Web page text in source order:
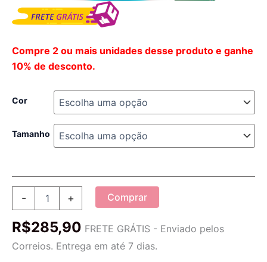
Compre 2 ou mais unidades desse produto e ganhe
10% de desconto.
Cor
Tamanho
-
Masculina
Outwear
+ Comprar
R$285,90 FRETE GRÁTIS - Enviado pelos
Correios. Entrega em até 7 dias.